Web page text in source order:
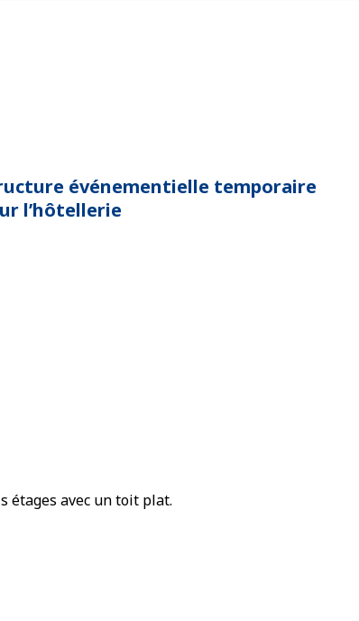
événementielle temporaire
l’hôtellerie
étages avec un toit plat.